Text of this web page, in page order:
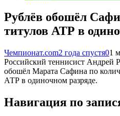
Рублёв обошёл
титулов АТР в
Чемпионат.com2 года спустя01
Российский теннисист Андрей
обошёл Марата Сафина по
АТР в одиночном разряде.
Навигация по